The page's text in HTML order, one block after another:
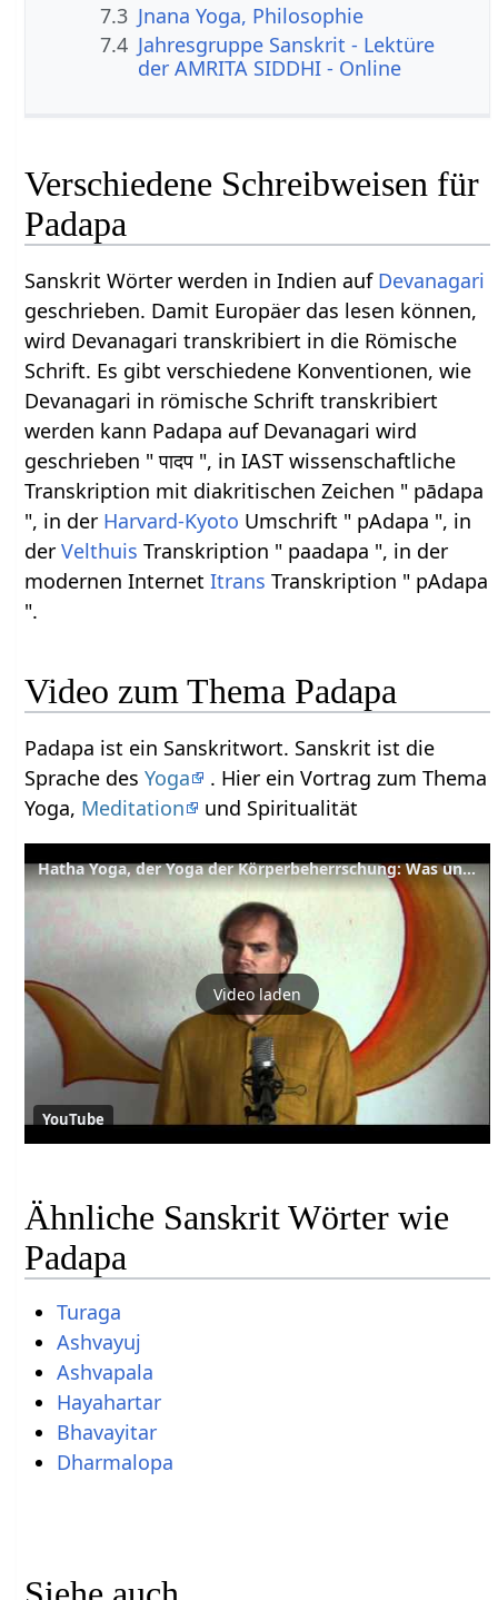
7.3 Jnana Yoga, Philosophie
7.4 Jahresgruppe Sanskrit - Lektüre
der AMRITA SIDDHI - Online
Verschiedene Schreibweisen für
Padapa
Sanskrit Wörter werden in Indien auf Devanagari
geschrieben. Damit Europäer das lesen können,
wird Devanagari transkribiert in die Römische
Schrift. Es gibt verschiedene Konventionen, wie
Devanagari in römische Schrift transkribiert
werden kann Padapa auf Devanagari wird
geschrieben " पादप ", in IAST wissenschaftliche
Transkription mit diakritischen Zeichen " pādapa
", in der Harvard-Kyoto Umschrift " pAdapa ", in
derVelthuis Transkription " paadapa ", in der
modernen InternetItrans Transkription " pAdapa
".
Video zum Thema Padapa
Padapa ist ein Sanskritwort. Sanskrit ist die
Sprache desYoga
. Hier ein Vortrag zum Thema
Yoga, Meditation und Spiritualität
Hatha Yoga, der Yoga der Körperbeherrschung: Was und wozu?
Video laden
YouTube
Ähnliche Sanskrit Wörter wie
Padapa
Turaga
Ashvayuj
Ashvapala
Hayahartar
Bhavayitar
Dharmalopa